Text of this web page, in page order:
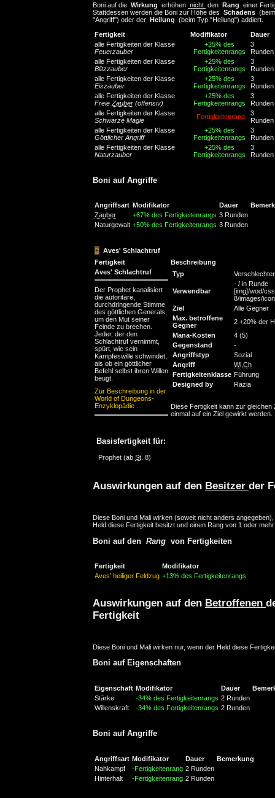
Boni auf die Wirkung erhöhen nicht den Rang einer
Stattdessen werden die Boni zur Höhe des Schadens
"Angriff") oder der Heilung (beim Typ "Heilung") addiert.
Fertigkeit
Modifikator
Dauer
alle Fertigkeiten der Klasse
Feuerzauber
+25% des
Fertigkeitenrangs
3
Runden
alle Fertigkeiten der Klasse
Blitzzauber
+25% des
Fertigkeitenrangs
3
Runden
alle Fertigkeiten der Klasse
Eiszauber
+25% des
Fertigkeitenrangs
3
Runden
alle Fertigkeiten der Klasse
Freie Zauber (offensiv)
+25% des
Fertigkeitenrangs
3
Runden
alle Fertigkeiten der Klasse
Schwarze Magie
-Fertigkeitenrang
3
Runden
alle Fertigkeiten der Klasse
Göttlicher Angriff
+25% des
Fertigkeitenrangs
3
Runden
alle Fertigkeiten der Klasse
Naturzauber
+25% des
Fertigkeitenrangs
3
Runden
Boni auf Angriffe
Angriffsart Modifikator Dauer
Zauber
+67% des Fertigkeitenrangs 3 Runden
Naturgewalt +50% des Fertigkeitenrangs 3 Runden
Aves' Schlachtruf
Fertigkeit
Beschreibung
Aves' Schlachtruf
Der Prophet kanalisiert
die autoritäre,
durchdringende Stimme
des göttlichen Generals,
um den Mut seiner
Feinde zu brechen.
Jeder, der den
Schlachtruf vernimmt,
spürt, wie sein
Kampfeswille schwindet,
als ob ein göttlicher
Befehl selbst ihren Willen
beugt.
Zur Beschreibung in der
World of Dungeons-
Enzyklopädie ...
Basisfertigkeit für:
Prophet (ab St . 8)
Typ
Verwendbar
- / in Runde
[img]/wod/
8/images/
Ziel
Alle Gegner
Max. betroffene
Gegner
2 +20% der
Mana-Kosten
4 (5)
Gegenstand
-
Angriffstyp
Sozial
Angriff
Wi,Ch
Fertigkeitenklasse Führung
Designed by
Razia
Diese Fertigkeit kann zur gleichen
einmal auf ein Ziel gewirkt werden.
Auswirkungen auf den Besitzer der
Diese Boni und Mali wirken (soweit nicht anders
Held diese Fertigkeit besitzt und einen Rang von 1 oder
Boni auf den Rang von Fertigkeiten
Fertigkeit
Modifikator
Aves' heiliger Feldzug +13% des Fertigkeitenrangs
Auswirkungen auf den Betroffenen
Fertigkeit
Diese Boni und Mali wirken nur, wenn der Held diese
Boni auf Eigenschaften
Eigenschaft Modifikator Dauer
Stärke
-34% des Fertigkeitenrangs 2 Runden
Willenskraft
-34% des Fertigkeitenrangs 2 Runden
Boni auf Angriffe
Angriffsart Modifikator Dauer
Bemerkung
Nahkampf
-Fertigkeitenrang 2 Runden
Hinterhalt
-Fertigkeitenrang 2 Runden